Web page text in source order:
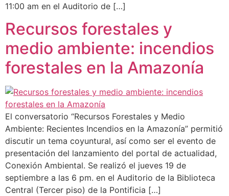
11:00 am en el Auditorio de […]
Recursos forestales y
medio ambiente: incendios
forestales en la Amazonía
El conversatorio “Recursos Forestales y Medio
Ambiente: Recientes Incendios en la Amazonía” permitió
discutir un tema coyuntural, así como ser el evento de
presentación del lanzamiento del portal de actualidad,
Conexión Ambiental. Se realizó el jueves 19 de
septiembre a las 6 pm. en el Auditorio de la Biblioteca
Central (Tercer piso) de la Pontificia […]